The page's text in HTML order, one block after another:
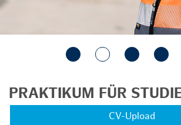
PRAKTIKUM FÜR
CV-Upload